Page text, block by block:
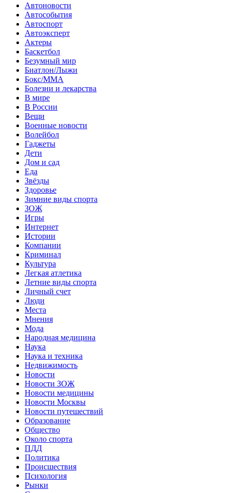
Автоновости
Автособытия
Автоспорт
Автоэксперт
Актеры
Баскетбол
Безумный мир
Биатлон/Лыжи
Бокс/MMA
Болезни и лекарства
В мире
В России
Вещи
Военные новости
Волейбол
Гаджеты
Дети
Дом и сад
Еда
Звёзды
Здоровье
Зимние виды спорта
ЗОЖ
Игры
Интернет
Истории
Компании
Криминал
Культура
Легкая атлетика
Летние виды спорта
Личный счет
Люди
Места
Мнения
Мода
Народная медицина
Наука
Наука и техника
Недвижимость
Новости
Новости ЗОЖ
Новости медицины
Новости Москвы
Новости путешествий
Образование
Общество
Около спорта
ПДД
Политика
Происшествия
Психология
Рынки